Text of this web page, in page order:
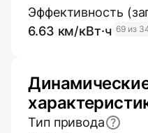
Эффективность
6.63 км/кВт·ч 69 из
Тип привода